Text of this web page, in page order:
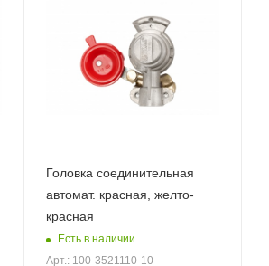
Головка соединительная
автомат. красная, желто-
красная
Есть в наличии
Арт.: 100-3521110-10